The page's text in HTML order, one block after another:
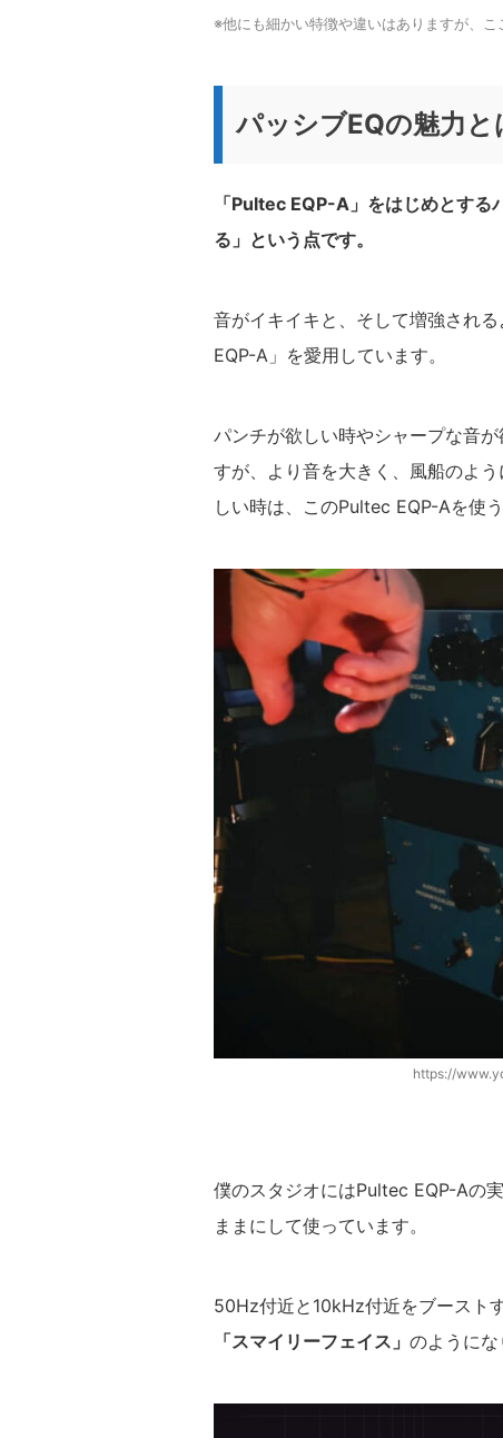
※他にも細かい特徴や違いはありますが、こ
パッシブEQの魅力と
「Pultec EQP-A」をはじめとす
る」という点です。
音がイキイキと、そして増強され
EQP-A」を愛用しています。
パンチが欲しい時やシャープな音
すが、より音を大きく、風船のよ
しい時は、このPultec EQP-Aを使
https://
僕のスタジオにはPultec EQP-Aの
ままにして使っています。
50Hz付近と10kHz付近をブースト
「スマイリーフェイス」 のようにな